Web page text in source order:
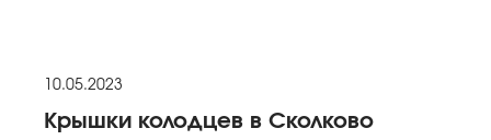
10.05.2023
Крышки колодцев в Сколково